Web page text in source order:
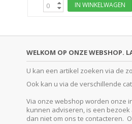
IN WINKELWAGEN
WELKOM OP ONZE WEBSHOP.
U kan een artikel zoeken via de
Ook kan u via de verschillende
Via onze webshop worden onze
kunnen adviseren, is een
dan niet om ons te contacteren.